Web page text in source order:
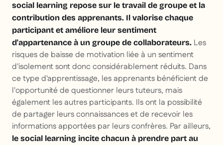
social learning repose sur le travail de groupe et la
contribution des apprenants. Il valorise chaque
participant et améliore leur sentiment
d'appartenance à un groupe de collaborateurs. Les
risques de baisse de motivation liée à un sentiment
d'isolement sont donc considérablement réduits. Dans
ce type d'apprentissage, les apprenants bénéficient de
l'opportunité de questionner leurs tuteurs, mais
également les autres participants. Ils ont la possibilité
de partager leurs connaissances et de recevoir les
informations apportées par leurs confrères. Par ailleurs,
le social learning incite chacun à prendre part au